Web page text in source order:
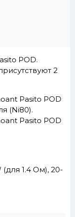
POD.
2
Pasito POD
(Ni80).
Pasito POD
1.4 Ом), 20-